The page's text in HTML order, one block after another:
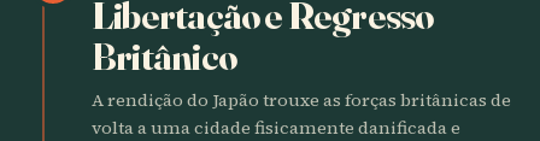
Libertação e Regresso
Britânico
A rendição do Japão trouxe as forças britânicas de
volta a uma cidade fisicamente danificada e